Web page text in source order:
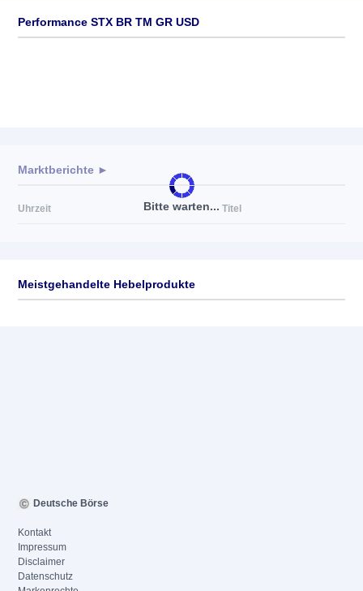
Performance STX BR TM GR USD
Bitte warten...
Marktberichte ►
Uhrzeit Titel
Meistgehandelte Hebelprodukte
Deutsche Börse
Kontakt
Impressum
Disclaimer
Datenschutz